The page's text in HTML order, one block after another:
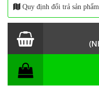
Quy định đổi trả sản